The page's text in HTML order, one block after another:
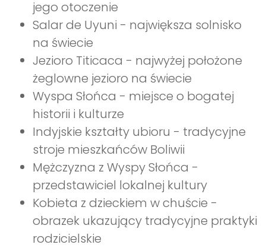
jego otoczenie
Salar de Uyuni - największa solnisko
na świecie
Jezioro Titicaca - najwyżej położone
żeglowne jezioro na świecie
Wyspa Słońca - miejsce o bogatej
historii i kulturze
Indyjskie kształty ubioru - tradycyjne
stroje mieszkańców Boliwii
Mężczyzna z Wyspy Słońca -
przedstawiciel lokalnej kultury
Kobieta z dzieckiem w chuście -
obrazek ukazujący tradycyjne praktyki
rodzicielskie